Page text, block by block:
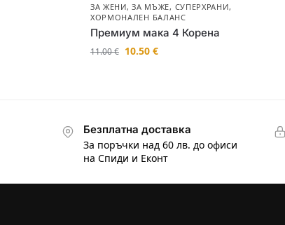
ЗА ЖЕНИ,ЗА МЪЖЕ, СУПЕРХРАНИ,
ХОРМОНАЛЕН БАЛАНС
Премиум мака 4 Корена
11.00€ 10.50 €
Безплатна доставка
За поръчки над 60 лв. до офиси
на Спиди и Еконт